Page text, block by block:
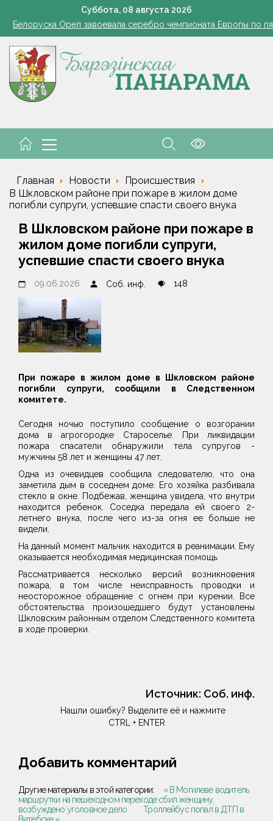
Суббота, 08 августа 2026
101 год — целая эпоха!
Белоруска Орел завоевала серебро чемпионата Европы по
В Жорновке проходит турслёт сотрудников ГКСЭ
Есть комбайнеры-тысячники в «Здравушка-Агро»
101 год — целая эпоха!
Главная Новости
Происшествия
В Шкловском районе при пожаре в жилом доме
погибли супруги, успевшие спасти своего внука
В Шкловском районе при пожаре в
жилом доме погибли супруги,
успевшие спасти своего внука
09.06.2026 Соб. инф. 148
При пожаре в жилом доме в Шкловском районе
погибли супруги, сообщили в Следственном
комитете.
Сегодня ночью поступило сообщение о возгорании
дома в агрогородке Староселье. При ликвидации
пожара спасатели обнаружили тела супругов -
мужчины 58 лет и женщины 47 лет.
Одна из очевидцев сообщила следователю, что она
заметила дым в соседнем доме. Его хозяйка разбивала
стекло в окне. Подбежав, женщина увидела, что внутри
находится ребенок. Соседка передала ей своего 2-
летнего внука, после чего из-за огня ее больше не
видели.
На данный момент мальчик находится в реанимации. Ему
оказывается необходимая медицинская помощь.
Рассматривается несколько версий возникновения
пожара, в том числе неисправность проводки и
неосторожное обращение с огнем при курении. Все
обстоятельства произошедшего будут установлены
Шкловским районным отделом Следственного комитета
в ходе проверки.
Источник: Соб. инф.
Нашли ошибку? Выделите её и нажмите
CTRL + ENTER
Добавить комментарий
Другие материалы в этой категории:
« В Могилеве водитель
маршрутки на пешеходном переходе сбил женщину,
возбуждено уголовное дело
Троллейбус попал в ДТП в